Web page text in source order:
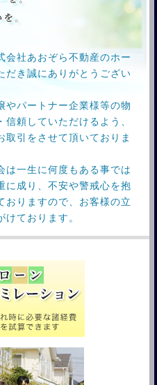
会社あおぞら不動産のホー
だき誠にありがとうござい
やパートナー企業様等の物
頼していただけるよう、
取引をさせて頂いておりま
は一生に何度もある事では
に成り、不安や警戒心を抱
おりますので、お客様の立
ております。